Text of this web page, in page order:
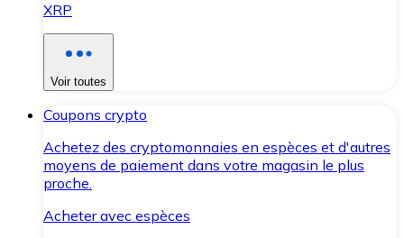
XRP
Voir toutes
Coupons crypto
Achetez des cryptomonnaies en espèces et d'autres
moyens de paiement dans votre magasin le plus
proche.
Acheter avec espèces